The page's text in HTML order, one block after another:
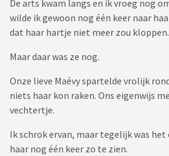
De arts kwam langs en ik vroeg nog
wilde ik gewoon nog één keer naar
dat haar hartje niet meer zou kloppen.
Maar daar was ze nog.
Onze lieve Maévy spartelde vrolijk
niets haar kon raken. Ons eigenwijs
vechtertje.
Ik schrok ervan, maar tegelijk was
haar nog één keer zo te zien.